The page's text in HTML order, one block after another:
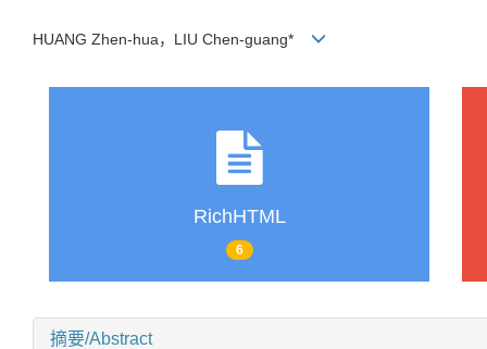
HUANG Zhen-hua，LIU Chen-guang*
RichHTML
6
摘要/Abstract